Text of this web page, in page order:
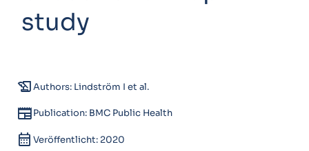
study
history_eduAuthors: Lindström I et al.
newspaperPublication: BMC Public Health
calendar_month Veröffentlicht: 2020